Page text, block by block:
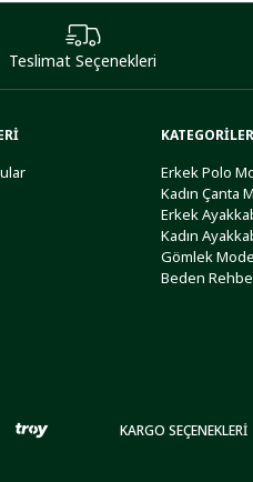
Teslimat Seçenekleri
KATEGORİLER
Erkek Polo
Kadın Çanta
Erkek
Kadın
Gömlek
Beden
KARGO SEÇENEKLERİ